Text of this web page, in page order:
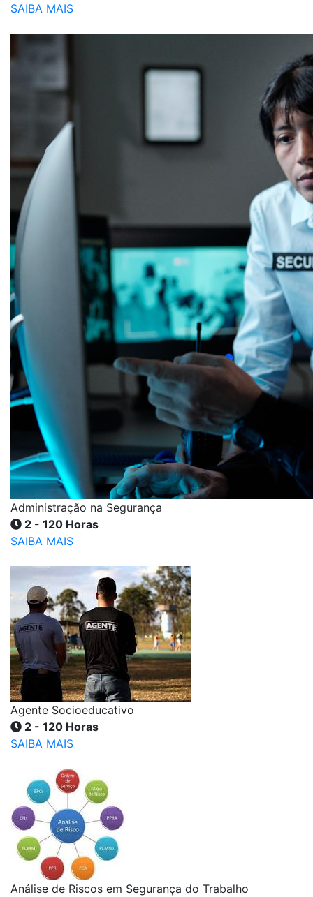
SAIBA MAIS
Administração na Segurança
2 - 120 Horas
SAIBA MAIS
Agente Socioeducativo
2 - 120 Horas
SAIBA MAIS
Análise de Riscos em Segurança do Trabalho